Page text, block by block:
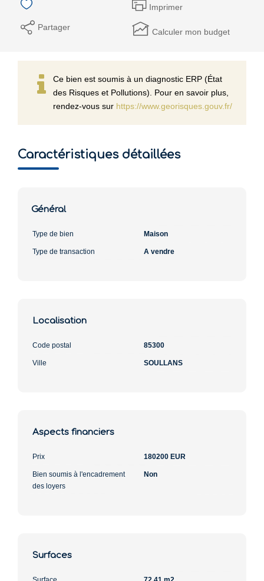
Imprimer
Partager Calculer mon budget
Ce bien est soumis à un diagnostic ERP (État
des Risques et Pollutions). Pour en savoir plus,
rendez-vous sur https://www.georisques.gouv.fr/
Caractéristiques détaillées
Général
Type de bien Maison
Type de transaction A vendre
Localisation
Code postal 85300
Ville SOULLANS
Aspects financiers
Prix 180200 EUR
Bien soumis à l'encadrement
des loyers
Non
Surfaces